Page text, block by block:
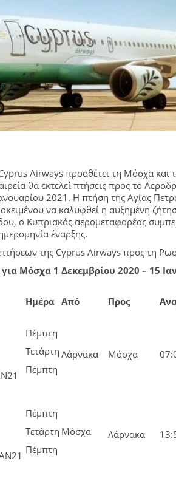
Airways προσθέτει τη Μόσχα και
θα εκτελεί πτήσεις προς το
2021. Η πτήση της Αγίας
να καλυφθεί η αυξημένη
ο Κυπριακός αερομεταφορέας
έναρξης.
της Cyprus Airways προς τη
Μόσχα 1 Δεκεμβρίου 2020 – 15
Ημέρα Από Προς
Πέμπτη
Τετάρτη
Πέμπτη
Λάρνακα Μόσχα
Πέμπτη
Τετάρτη
Πέμπτη
Μόσχα Λάρνακα